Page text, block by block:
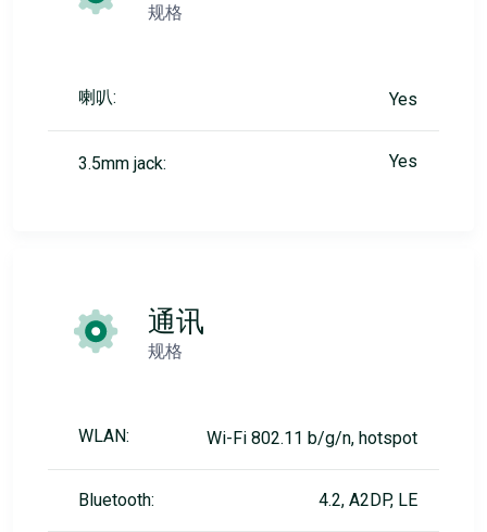
规格
喇叭: Yes
3.5mm jack: Yes
通讯
规格
WLAN: Wi-Fi 802.11 b/g/n, hotspot
Bluetooth: 4.2, A2DP, LE